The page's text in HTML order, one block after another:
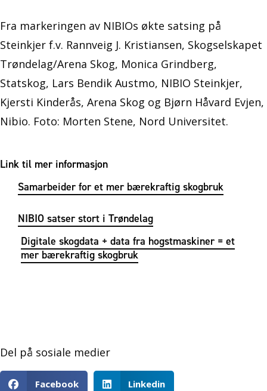
Fra markeringen av NIBIOs økte satsing på
Steinkjer f.v. Rannveig J. Kristiansen, Skogselskapet
Trøndelag/Arena Skog, Monica Grindberg,
Statskog, Lars Bendik Austmo, NIBIO Steinkjer,
Kjersti Kinderås, Arena Skog og Bjørn Håvard Evjen,
Nibio. Foto: Morten Stene, Nord Universitet.
Link til mer informasjon
Samarbeider for et mer bærekraftig skogbruk
NIBIO satser stort i Trøndelag
Digitale skogdata + data fra hogstmaskiner = et
mer bærekraftig skogbruk
Del på sosiale medier
Facebook Linkedin